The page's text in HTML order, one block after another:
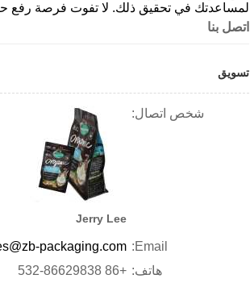
لمساعدتك في تحقيق ذلك. لا تفوت فرصة رفع
اتصل بنا
تسويق
شخص اتصال:
Jerry Lee
Email:
packaging.com
هاتف: +86 532-86629838